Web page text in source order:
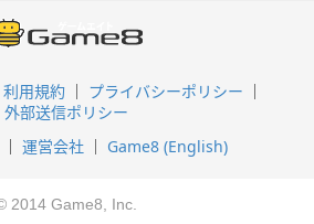
利用規約
プライバシーポリシー
外部送信ポリシー
運営会社 Game8 (English)
2014 Game8, Inc.